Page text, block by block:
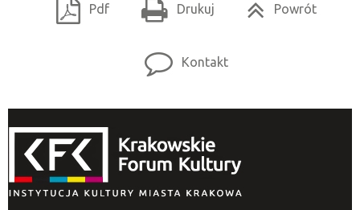
Pdf Drukuj Powrót
Kontakt